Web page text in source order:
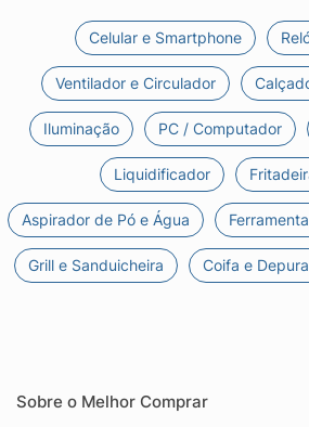
Celular e Smartphone
Ventilador e Circulador
Iluminação PC / Computador
Liquidificador
Aspirador de Pó e Água
Grill e Sanduicheira Coifa e
Sobre o Melhor Comprar